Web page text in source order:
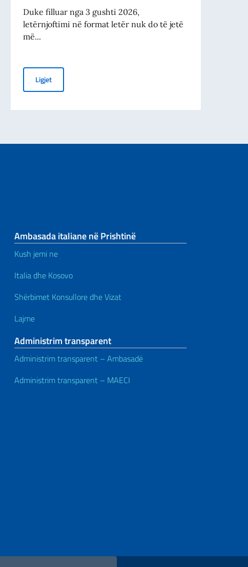
italiane CELI B1 në UBT
Duke filluar nga 3 gushti 2026,
letërnjoftimi në format letër nuk do të jetë
më...
LigjetLetërnjoftimi në format letër nuk do të jetë më i vlefshëm për
Ambasada italiane në Prishtinë
Kush jemi ne
Italia dhe Kosovo
Shërbimet Konsullore dhe Vizat
Lajme
Administrim transparent
Administrim transparent – Ambasadë
Administrim transparent – MAECI